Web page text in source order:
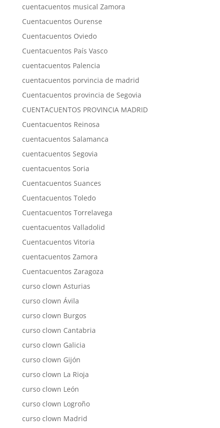
cuentacuentos musical Zamora
Cuentacuentos Ourense
Cuentacuentos Oviedo
Cuentacuentos País Vasco
cuentacuentos Palencia
cuentacuentos porvincia de madrid
Cuentacuentos provincia de Segovia
CUENTACUENTOS PROVINCIA MADRID
Cuentacuentos Reinosa
cuentacuentos Salamanca
cuentacuentos Segovia
cuentacuentos Soria
Cuentacuentos Suances
Cuentacuentos Toledo
Cuentacuentos Torrelavega
cuentacuentos Valladolid
Cuentacuentos Vitoria
cuentacuentos Zamora
Cuentacuentos Zaragoza
curso clown Asturias
curso clown Ávila
curso clown Burgos
curso clown Cantabria
curso clown Galicia
curso clown Gijón
curso clown La Rioja
curso clown León
curso clown Logroño
curso clown Madrid